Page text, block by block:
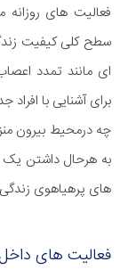
فعالیت های روزانه
سطح کلی کیفیت
ای مانند تمدد
برای آشنایی با
چه درمحیط بیرون
به هرحال داشتن یک
های پرهیاهوی
فعالیت های